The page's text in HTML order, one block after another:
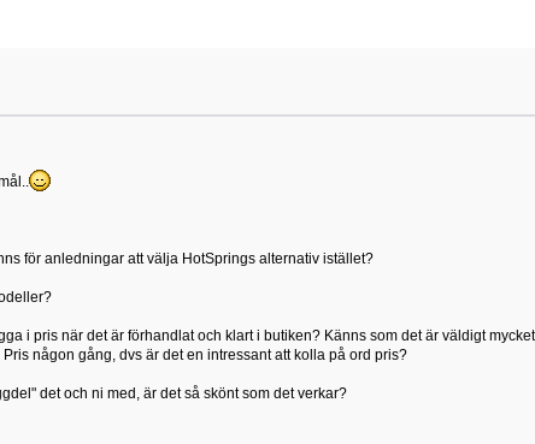
för anledningar att välja HotSprings alternativ istället?
i pris när det är förhandlat och klart i butiken? Känns som det är väldigt
någon gång, dvs är det en intressant att kolla på ord pris?
det och ni med, är det så skönt som det verkar?